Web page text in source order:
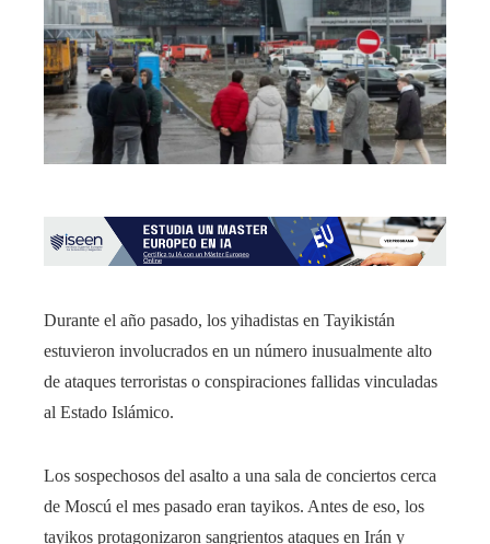
Durante el año pasado, los yihadistas en Tayikistán
estuvieron involucrados en un número inusualmente alto
de ataques terroristas o conspiraciones fallidas vinculadas
al Estado Islámico.
Los sospechosos del asalto a una sala de conciertos cerca
de Moscú el mes pasado eran tayikos. Antes de eso, los
tayikos protagonizaron sangrientos ataques en Irán y